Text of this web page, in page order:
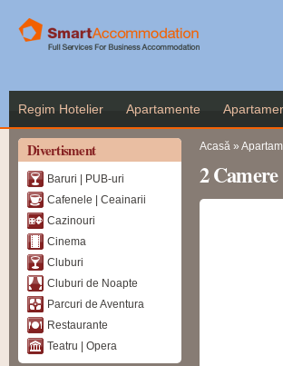
Regim Hotelier Apartamente
Divertisment
Baruri | PUB-uri
Cafenele | Ceainarii
Cazinouri
Cinema
Cluburi
Cluburi de Noapte
Parcuri de Aventura
Restaurante
Teatru | Opera
Eşti aici
Acasă »
2 Camere